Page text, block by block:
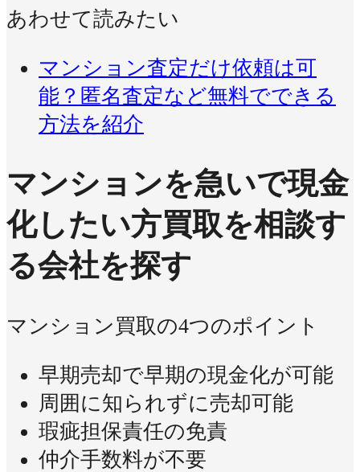
あわせて読みたい
マンション査定だけ依頼は可
能？匿名査定など無料でできる
方法を紹介
マンションを急いで現金
化したい方買取を相談す
る会社を探す
マンション買取の4つのポイント
早期売却で早期の現金化が可能
周囲に知られずに売却可能
瑕疵担保責任の免責
仲介手数料が不要